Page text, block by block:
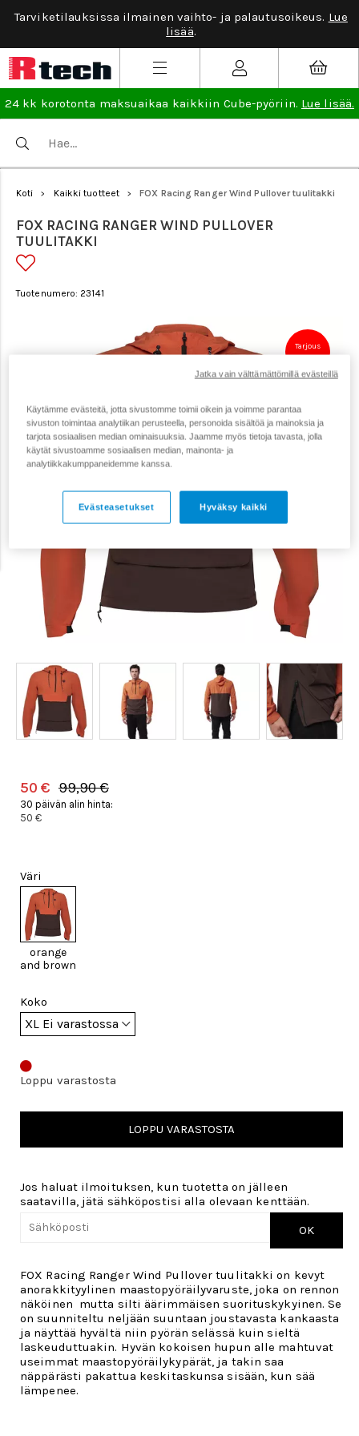
Tarviketilauksissa ilmainen vaihto- ja palautusoikeus. Lue
lisää.
24 kk korotonta maksuaikaa kaikkiin Cube-pyöriin. Lue lisää.
Koti > Kaikki tuotteet > FOX Racing Ranger Wind Pullover tuulitakki
FOX RACING RANGER WIND PULLOVER
TUULITAKKI
Tuotenumero: 23141
Tarjous
50 €
50 € 99,90 €
30 päivän alin hinta:
50 €
Väri
orange
and brown
Koko
Loppu varastosta
LOPPU VARASTOSTA
Jos haluat ilmoituksen, kun tuotetta on jälleen
saatavilla, jätä sähköpostisi alla olevaan kenttään.
OK
FOX Racing Ranger Wind Pullover tuulitakki on kevyt
anorakkityylinen maastopyöräilyvaruste, joka on rennon
näköinen mutta silti äärimmäisen suorituskykyinen. Se
on suunniteltu neljään suuntaan joustavasta kankaasta
ja näyttää hyvältä niin pyörän selässä kuin sieltä
laskeuduttuakin. Hyvän kokoisen hupun alle mahtuvat
useimmat maastopyöräilykypärät, ja takin saa
näppärästi pakattua keskitaskunsa sisään, kun sää
lämpenee.
Käytämme evästeitä, jotta sivustomme toimii oikein ja voimme parantaa
sivuston toimintaa analytiikan perusteella, personoida sisältöä ja mainoksia ja
tarjota sosiaalisen median ominaisuuksia. Jaamme myös tietoja tavasta, jolla
käytät sivustoamme sosiaalisen median, mainonta- ja
analytiikkakumppaneidemme kanssa.
Hyväksy kaikki
Evästeasetukset
Jatka vain välttämättömillä evästeillä